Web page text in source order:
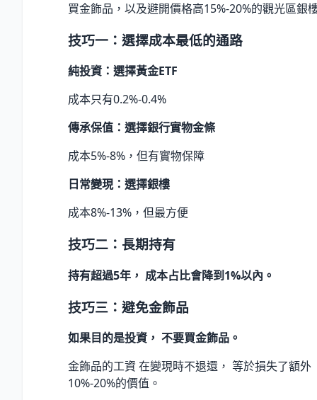
買金飾品，以及避開價格高15%-20%的觀光區銀
技巧一：選擇成本最低的通路
純投資：選擇黃金ETF
成本只有0.2%-0.4%
傳承保值：選擇銀行實物金條
成本5%-8%，但有實物保障
日常變現：選擇銀樓
成本8%-13%，但最方便
技巧二：長期持有
持有超過5年， 成本占比會降到1%以內。
技巧三：避免金飾品
如果目的是投資， 不要買金飾品。
金飾品的工資 在變現時不退還， 等於損失了額外
10%-20%的價值。